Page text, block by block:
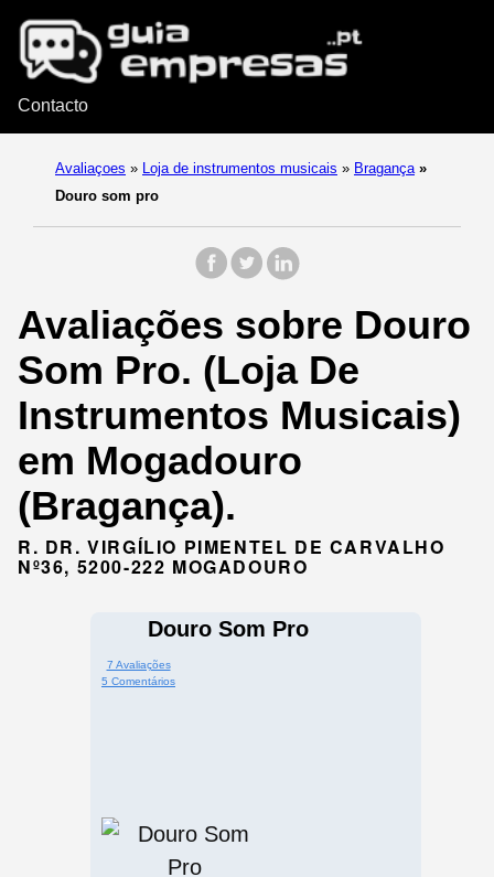
Contacto
Avaliaçoes » Loja de instrumentos musicais » Bragança »
Douro som pro
Avaliações sobre Douro
Som Pro. (Loja De
Instrumentos Musicais)
em Mogadouro
(Bragança).
R. DR. VIRGÍLIO PIMENTEL DE CARVALHO
Nº36, 5200-222 MOGADOURO
Douro Som Pro
7 Avaliações
5 Comentários